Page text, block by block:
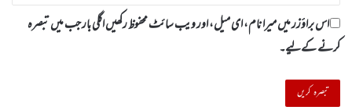
اس براؤزر میں میرا نام، ای میل، اور ویب سائٹ محفوظ رکھیں اگلی بار جب میں تبصرہ
کرنے کےلیے۔